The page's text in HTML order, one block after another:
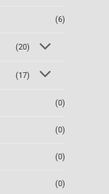
(6)
(20)
(17)
(0)
(0)
(0)
(0)